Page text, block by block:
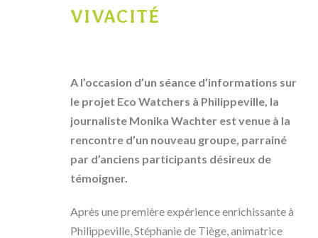
VIVACITÉ
A l’occasion d’un séance d’informations sur
le projet Eco Watchers à Philippeville, la
journaliste Monika Wachter est venue à la
rencontre d’un nouveau groupe, parrainé
par d’anciens participants désireux de
témoigner.
Après une première expérience enrichissante à
Philippeville, Stéphanie de Tiège, animatrice